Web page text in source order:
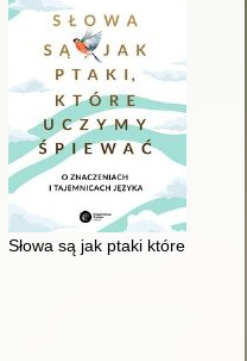
dla rodziców
Słowa są jak ptaki które